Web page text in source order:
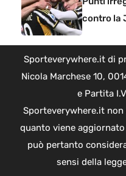
contro la
Sporteverywhere.it di
Nicola Marchese 10,
e Partita
Sporteverywhere.it
quanto viene
può pertanto
sensi della